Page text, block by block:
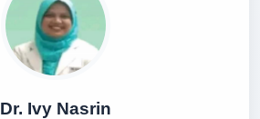
Dr. Ivy Nasrin